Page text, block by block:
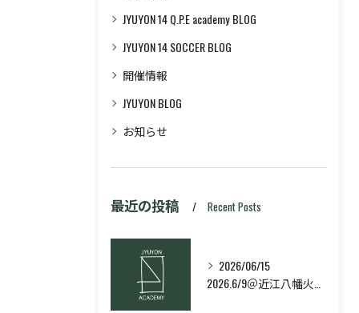
JYUYON 14 Q.P.E academy BLOG
JYUYON 14 SOCCER BLOG
開催情報
JYUYON BLOG
お知らせ
最近の投稿 Recent Posts
2026/06/15